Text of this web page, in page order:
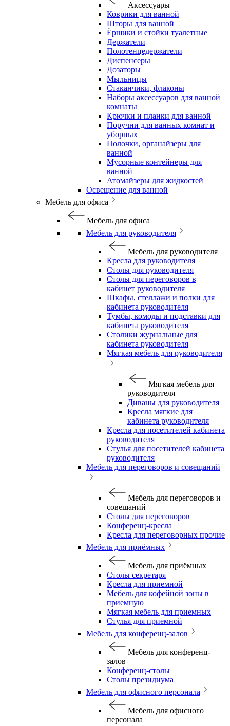
Аксессуары
Коврики для ванной
Шторы для ванной
Ёршики и стойки туалетные
Держатели
Полотенцедержатели
Диспенсеры
Дозаторы
Мыльницы
Стаканчики, флаконы
Наборы аксессуаров для ванной
комнаты
Крючки и планки для ванной
Поручни для ванных комнат и
уборных
Полочки, органайзеры для
ванной
Мусорные контейнеры для
ванной
Атомайзеры для жидкостей
Освещение для ванной
Мебель для офиса
Мебель для офиса
Мебель для руководителя
Мебель для руководителя
Кресла для руководителя
Столы для руководителя
Столы для переговоров в
кабинет руководителя
Шкафы, стеллажи и полки для
кабинета руководителя
Тумбы, комоды и подставки для
кабинета руководителя
Столики журнальные для
кабинета руководителя
Мягкая мебель для руководителя
Мягкая мебель для
руководителя
Диваны для руководителя
Кресла мягкие для
кабинета руководителя
Кресла для посетителей кабинета
руководителя
Стулья для посетителей кабинета
руководителя
Мебель для переговоров и совещаний
Мебель для переговоров и
совещаний
Столы для переговоров
Конференц-кресла
Кресла для переговорных прочие
Мебель для приёмных
Мебель для приёмных
Столы секретаря
Кресла для приемной
Мебель для кофейной зоны в
приемную
Мягкая мебель для приемных
Стулья для приемной
Мебель для конференц-залов
Мебель для конференц-
залов
Конференц-столы
Столы президиума
Мебель для офисного персонала
Мебель для офисного
персонала